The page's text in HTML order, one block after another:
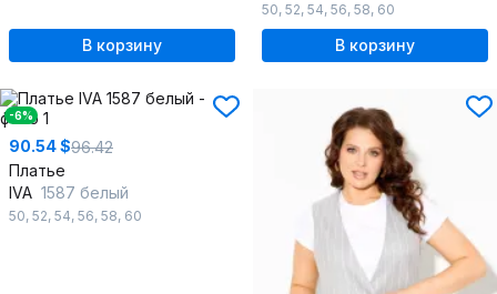
В корзину
50, 52, 54, 56, 58, 60
В корзину
-6%
90.54 $96.42
Платье
IVA 1587 белый
50, 52, 54, 56, 58, 60